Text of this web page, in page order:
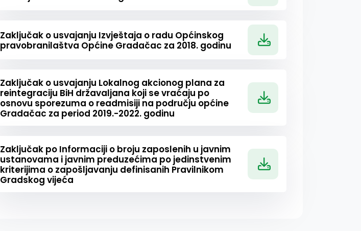
Zaključak o usvajanju Izvještaja o radu Općinskog
pravobranilaštva Općine Gradačac za 2018. godinu
Zaključak o usvajanju Lokalnog akcionog plana za
reintegraciju BiH državaljana koji se vraćaju po
osnovu sporezuma o readmisiji na području općine
Gradačac za period 2019.-2022. godinu
Zaključak po Informaciji o broju zaposlenih u javnim
ustanovama i javnim preduzećima po jedinstvenim
kriterijima o zapošljavanju definisanih Pravilnikom
Gradskog vijeća